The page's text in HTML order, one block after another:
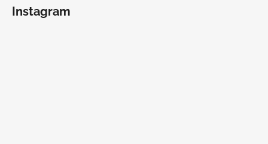
Instagram